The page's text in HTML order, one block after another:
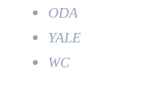
ODA
YALE
WC